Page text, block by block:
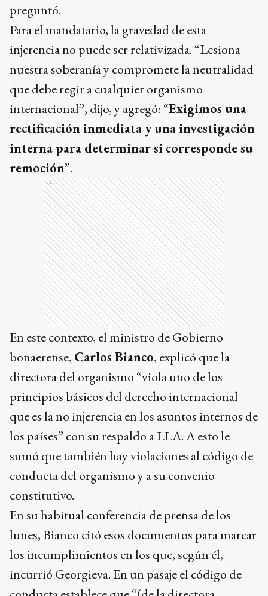
preguntó.
Para el mandatario, la gravedad de esta
injerencia no puede ser relativizada. “Lesiona
nuestra soberanía y compromete la neutralidad
que debe regir a cualquier organismo
internacional”, dijo, y agregó: “Exigimos una
rectificación inmediata y una investigación
interna para determinar si corresponde su
remoción”.
Ads
En este contexto, el ministro de Gobierno
bonaerense, Carlos Bianco, explicó que la
directora del organismo “viola uno de los
principios básicos del derecho internacional
que es la no injerencia en los asuntos internos de
los países” con su respaldo a LLA. A esto le
sumó que también hay violaciones al código de
conducta del organismo y a su convenio
constitutivo.
En su habitual conferencia de prensa de los
lunes, Bianco citó esos documentos para marcar
los incumplimientos en los que, según él,
incurrió Georgieva. En un pasaje el código de